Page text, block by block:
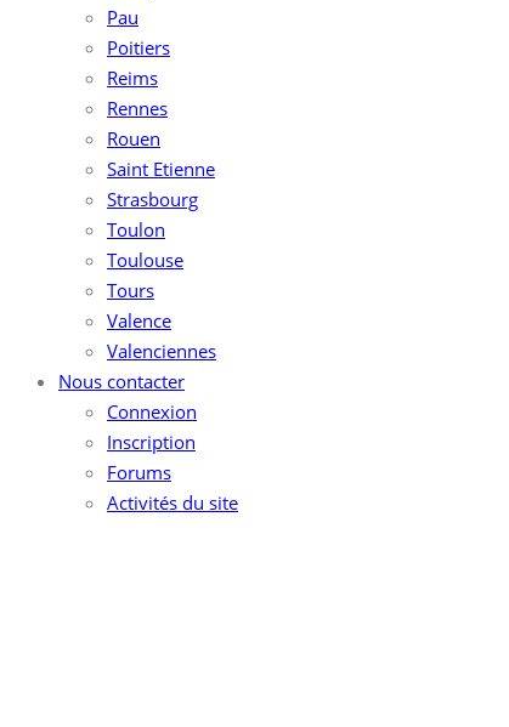
Pau
Poitiers
Reims
Rennes
Rouen
Saint Etienne
Strasbourg
Toulon
Toulouse
Tours
Valence
Valenciennes
Nous contacter
Connexion
Inscription
Forums
Activités du site